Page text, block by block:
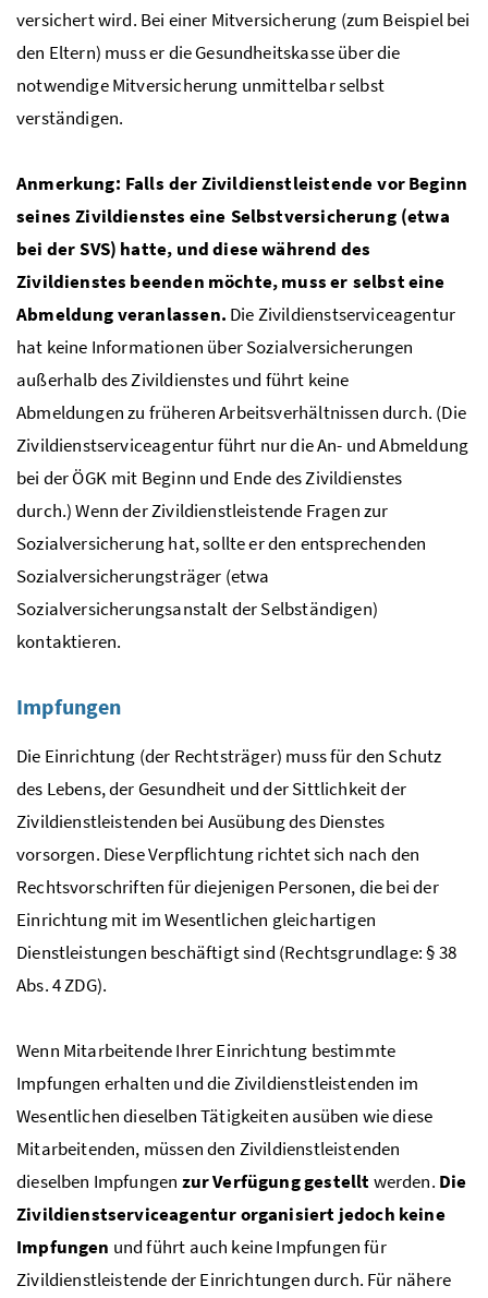
versichert wird. Bei einer Mitversicherung (zum Beispiel bei
den Eltern) muss er die Gesundheitskasse über die
notwendige Mitversicherung unmittelbar selbst
verständigen.
Anmerkung: Falls der Zivildienstleistende vor Beginn
seines Zivildienstes eine Selbstversicherung (etwa
bei derSVS) hatte, und diese während des
Zivildienstes beenden möchte, muss er selbst eine
Abmeldung veranlassen. Die Zivildienstserviceagentur
hat keine Informationen über Sozialversicherungen
außerhalb des Zivildienstes und führt keine
Abmeldungen zu früheren Arbeitsverhältnissen durch. (Die
Zivildienstserviceagentur führt nur die An- und Abmeldung
bei derÖGK mit Beginn und Ende des Zivildienstes
durch.) Wenn der Zivildienstleistende Fragen zur
Sozialversicherung hat, sollte er den entsprechenden
Sozialversicherungsträger (etwa
Sozialversicherungsanstalt der Selbständigen)
kontaktieren.
Impfungen
Die Einrichtung (der Rechtsträger) muss für den Schutz
des Lebens, der Gesundheit und der Sittlichkeit der
Zivildienstleistenden bei Ausübung des Dienstes
vorsorgen. Diese Verpflichtung richtet sich nach den
Rechtsvorschriften für diejenigen Personen, die bei der
Einrichtung mit im Wesentlichen gleichartigen
Dienstleistungen beschäftigt sind (Rechtsgrundlage: § 38
Abs.4ZDG).
Wenn Mitarbeitende Ihrer Einrichtung bestimmte
Impfungen erhalten und die Zivildienstleistenden im
Wesentlichen dieselben Tätigkeiten ausüben wie diese
Mitarbeitenden, müssen den Zivildienstleistenden
dieselben Impfungen zur Verfügung gestelltwerden. Die
Zivildienstserviceagentur organisiert jedoch keine
Impfungen und führt auch keine Impfungen für
Zivildienstleistende der Einrichtungen durch. Für nähere